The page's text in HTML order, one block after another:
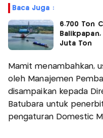
Baca Juga :
6.700 Ton
Juta Ton
Mamit menambahkan,
oleh Manajemen
disampaikan kepada
Batubara untuk
pengaturan Domestic